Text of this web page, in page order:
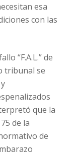
esa
con las
“F.A.L.” de
tribunal se
que la
de la
de